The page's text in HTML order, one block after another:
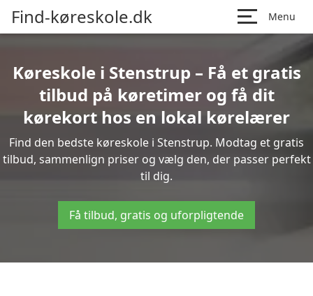
Find-køreskole.dk Menu
Køreskole i Stenstrup – Få et gratis
tilbud på køretimer og få dit
kørekort hos en lokal kørelærer
Find den bedste køreskole i Stenstrup. Modtag et gratis
tilbud, sammenlign priser og vælg den, der passer perfekt
til dig.
Få tilbud, gratis og uforpligtende